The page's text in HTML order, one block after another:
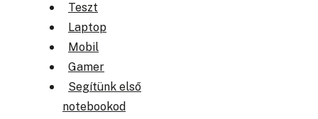
Teszt
Laptop
Mobil
Gamer
Segítünk első
notebookod